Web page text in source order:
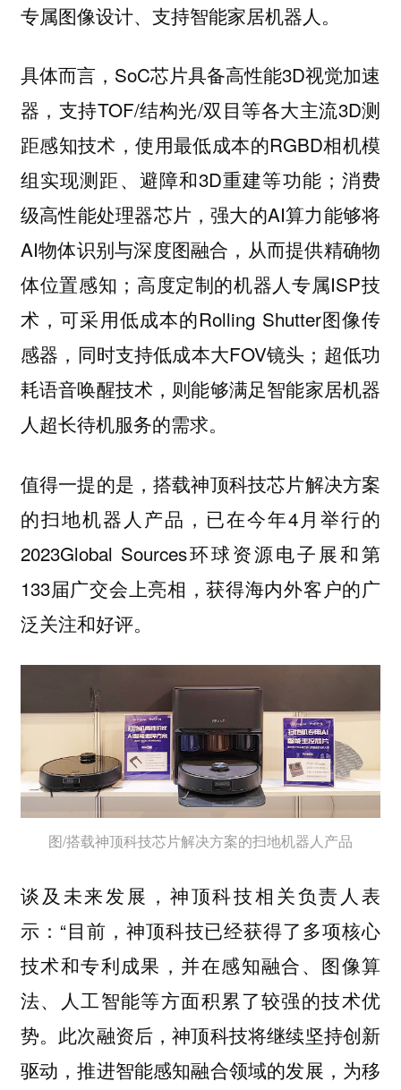
专属图像设计、支持智能家居机器人。
具体而言，SoC芯片具备高性能3D视觉加速
器，支持TOF/结构光/双目等各大主流3D测
距感知技术，使用最低成本的RGBD相机模
组实现测距、避障和3D重建等功能；消费
级高性能处理器芯片，强大的AI算力能够将
AI物体识别与深度图融合，从而提供精确物
体位置感知；高度定制的机器人专属ISP技
术，可采用低成本的Rolling Shutter图像传
感器，同时支持低成本大FOV镜头；超低功
耗语音唤醒技术，则能够满足智能家居机器
人超长待机服务的需求。
值得一提的是，搭载神顶科技芯片解决方案
的扫地机器人产品，已在今年4月举行的
2023Global Sources环球资源电子展和第
133届广交会上亮相，获得海内外客户的广
泛关注和好评。
图/搭载神顶科技芯片解决方案的扫地机器人产品
谈及未来发展，神顶科技相关负责人表
示：“目前，神顶科技已经获得了多项核心
技术和专利成果，并在感知融合、图像算
法、人工智能等方面积累了较强的技术优
势。此次融资后，神顶科技将继续坚持创新
驱动，推进智能感知融合领域的发展，为移